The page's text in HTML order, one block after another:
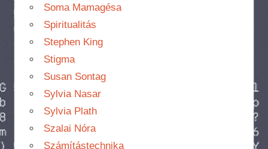
Soma Mamagésa
Spiritualitás
Stephen King
Stigma
Susan Sontag
Sylvia Nasar
Sylvia Plath
Szalai Nóra
Számítástechnika